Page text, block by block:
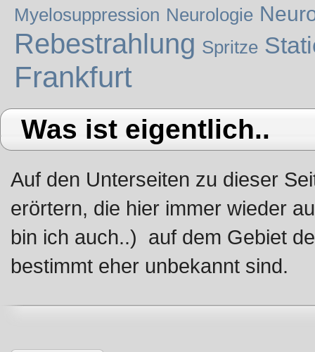
Myelosuppression Neurologie
Rebestrahlung Spritze
Frankfurt
Was ist eigentlich..
Auf den Unterseiten zu dieser
erörtern, die hier immer wieder
bin ich auch..) auf dem Gebiet
bestimmt eher unbekannt sind.